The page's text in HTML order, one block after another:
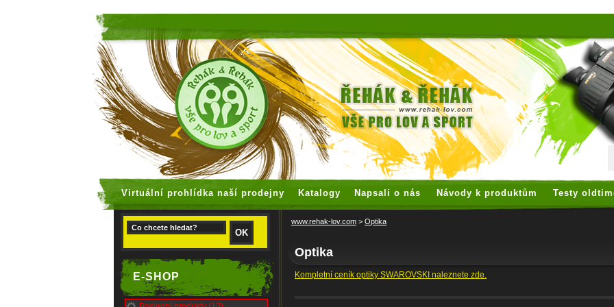
Virtuální prohlídka naší prodejny Katalogy Napsali o nás Návody k produktům Testy
E-SHOP
www.rehak-lov.com > Optika
Optika
Kompletní ceník optiky SWAROVSKI naleznete zde.